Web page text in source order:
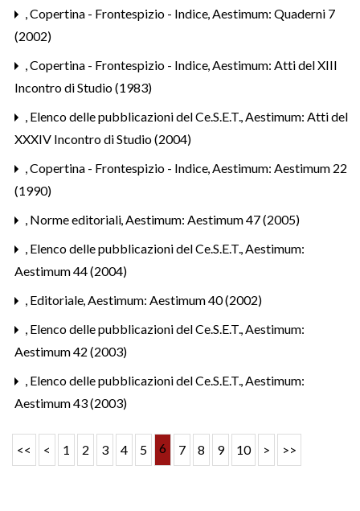
,Copertina - Frontespizio - Indice,Aestimum: Quaderni 7
(2002)
,Copertina - Frontespizio - Indice,Aestimum: Atti del XIII
Incontro di Studio (1983)
, Elenco delle pubblicazioni del Ce.S.E.T.,Aestimum: Atti del
XXXIV Incontro di Studio (2004)
,Copertina - Frontespizio - Indice,Aestimum: Aestimum 22
(1990)
, Norme editoriali,Aestimum: Aestimum 47 (2005)
, Elenco delle pubblicazioni del Ce.S.E.T.,Aestimum:
Aestimum 44 (2004)
, Editoriale,Aestimum: Aestimum 40 (2002)
, Elenco delle pubblicazioni del Ce.S.E.T.,Aestimum:
Aestimum 42 (2003)
, Elenco delle pubblicazioni del Ce.S.E.T.,Aestimum:
Aestimum 43 (2003)
<< < 1 2 3 4 5 6 7 8 9 10 > >>